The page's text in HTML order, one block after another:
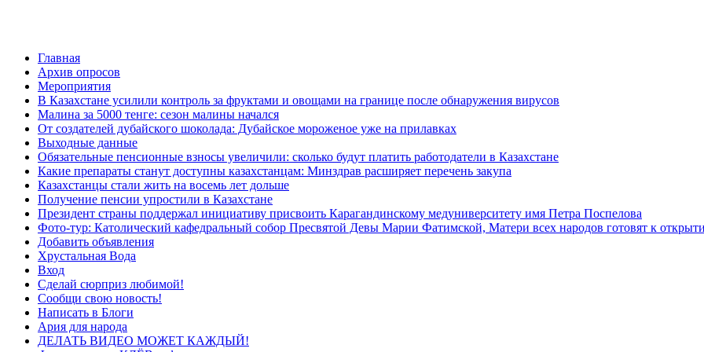
Главная
Архив опросов
Мероприятия
В Казахстане усилили контроль за фруктами и овощами на границе после обнаружения вирусов
Малина за 5000 тенге: сезон малины начался
От создателей дубайского шоколада: Дубайское мороженое уже на прилавках
Выходные данные
Обязательные пенсионные взносы увеличили: сколько будут платить работодатели в Казахстане
Какие препараты станут доступны казахстанцам: Минздрав расширяет перечень закупа
Казахстанцы стали жить на восемь лет дольше
Получение пенсии упростили в Казахстане
Президент страны поддержал инициативу присвоить Карагандинскому медуниверситету имя Петра Поспелова
Фото-тур: Католический кафедральный собор Пресвятой Девы Марии Фатимской, Матери всех народов готовят к
Добавить объявления
Хрустальная Вода
Вход
Сделай сюрприз любимой!
Сообщи свою новость!
Написать в Блоги
Ария для народа
ДЕЛАТЬ ВИДЕО МОЖЕТ КАЖДЫЙ!